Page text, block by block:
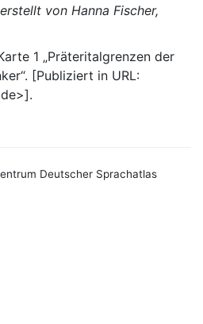
von Hanna Fischer,
1 „Präteritalgrenzen der
[Publiziert in URL:
Deutscher Sprachatlas